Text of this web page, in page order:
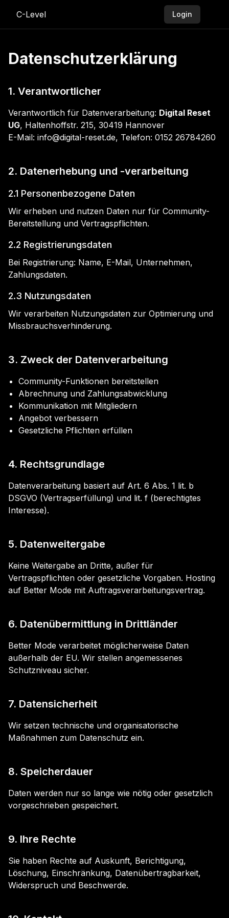
C-Level Login
Datenschutzerklärung
1. Verantwortlicher
Verantwortlich für Datenverarbeitung: Digital Reset
UG, Haltenhoffstr. 215, 30419 Hannover
E-Mail: info@digital-reset.de, Telefon: 0152 26784260
2. Datenerhebung und -verarbeitung
2.1 Personenbezogene Daten
Wir erheben und nutzen Daten nur für Community-
Bereitstellung und Vertragspflichten.
2.2 Registrierungsdaten
Bei Registrierung: Name, E-Mail, Unternehmen,
Zahlungsdaten.
2.3 Nutzungsdaten
Wir verarbeiten Nutzungsdaten zur Optimierung und
Missbrauchsverhinderung.
3. Zweck der Datenverarbeitung
Community-Funktionen bereitstellen
Abrechnung und Zahlungsabwicklung
Kommunikation mit Mitgliedern
Angebot verbessern
Gesetzliche Pflichten erfüllen
4. Rechtsgrundlage
Datenverarbeitung basiert auf Art. 6 Abs. 1 lit. b
DSGVO (Vertragserfüllung) und lit. f (berechtigtes
Interesse).
5. Datenweitergabe
Keine Weitergabe an Dritte, außer für
Vertragspflichten oder gesetzliche Vorgaben. Hosting
auf Better Mode mit Auftragsverarbeitungsvertrag.
6. Datenübermittlung in Drittländer
Better Mode verarbeitet möglicherweise Daten
außerhalb der EU. Wir stellen angemessenes
Schutzniveau sicher.
7. Datensicherheit
Wir setzen technische und organisatorische
Maßnahmen zum Datenschutz ein.
8. Speicherdauer
Daten werden nur so lange wie nötig oder gesetzlich
vorgeschrieben gespeichert.
9. Ihre Rechte
Sie haben Rechte auf Auskunft, Berichtigung,
Löschung, Einschränkung, Datenübertragbarkeit,
Widerspruch und Beschwerde.